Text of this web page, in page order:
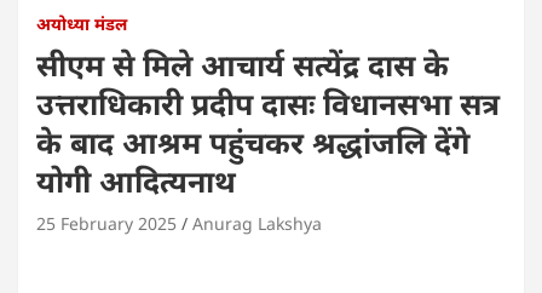
अयोध्या मंडल
सीएम से मिले आचार्य सत्येंद्र दास के
उत्तराधिकारी प्रदीप दासः विधानसभा सत्र
के बाद आश्रम पहुंचकर श्रद्धांजलि देंगे
योगी आदित्यनाथ
25 February 2025 Anurag Lakshya